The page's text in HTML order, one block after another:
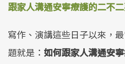
跟家人溝通安寧療護的二不
寫作、演講這些日子以來，
題就是： 如何跟家人溝通安